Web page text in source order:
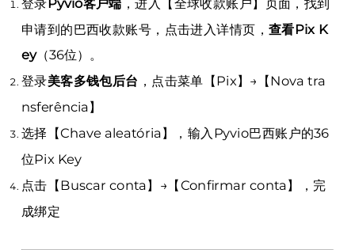
登录Pyvio客户端 ，进入【全球收款账户】页面，找到
申请到的巴西收款账号，点击进入详情页， 查看Pix K
ey（36位）。
登录美客多钱包后台 ，点击菜单【Pix】→【Nova tra
nsferência】
选择【Chave aleatória】，输入Pyvio巴西账户的36
位Pix Key
点击【Buscar conta】→【Confirmar conta】，完
成绑定